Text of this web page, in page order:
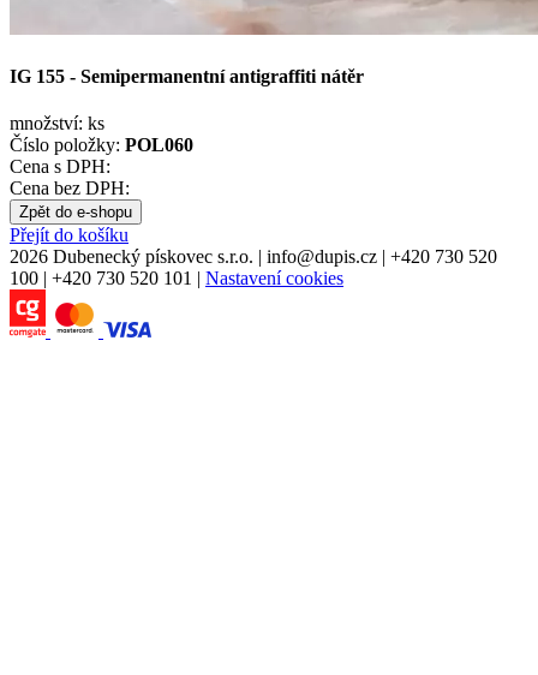
IG 155 - Semipermanentní antigraffiti nátěr
množství: ks
Číslo položky: POL060
Cena s DPH:
Cena bez DPH:
Zpět do e-shopu
Přejít do košíku
2026 Dubenecký pískovec s.r.o. | info@dupis.cz | +420 730 520
100 | +420 730 520 101 | Nastavení cookies